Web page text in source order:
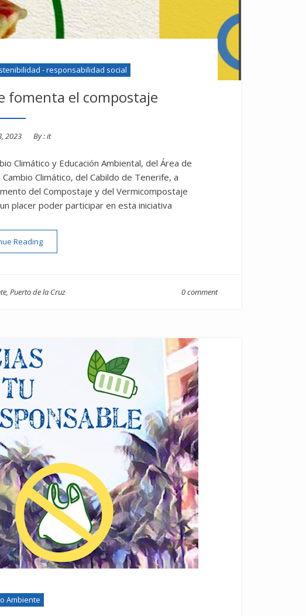
- responsabilidad social
fomenta el compostaje
2023 By :it
Climático y Educación Ambiental, del Área de
Climático, del Cabildo de Tenerife, a
del Compostaje y del Vermicompostaje
placer poder participar en esta iniciativa
Reading“El Cabildo de Tenerife fomenta el compostaje”
, Puerto de la Cruz 0 comment
Ambiente